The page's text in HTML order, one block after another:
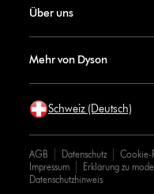
Über uns
Mehr von Dyson
Schweiz (Deutsch)
AGB Datenschutz Cookie-
Impressum
Erklärung zu
Datenschutzhinweis